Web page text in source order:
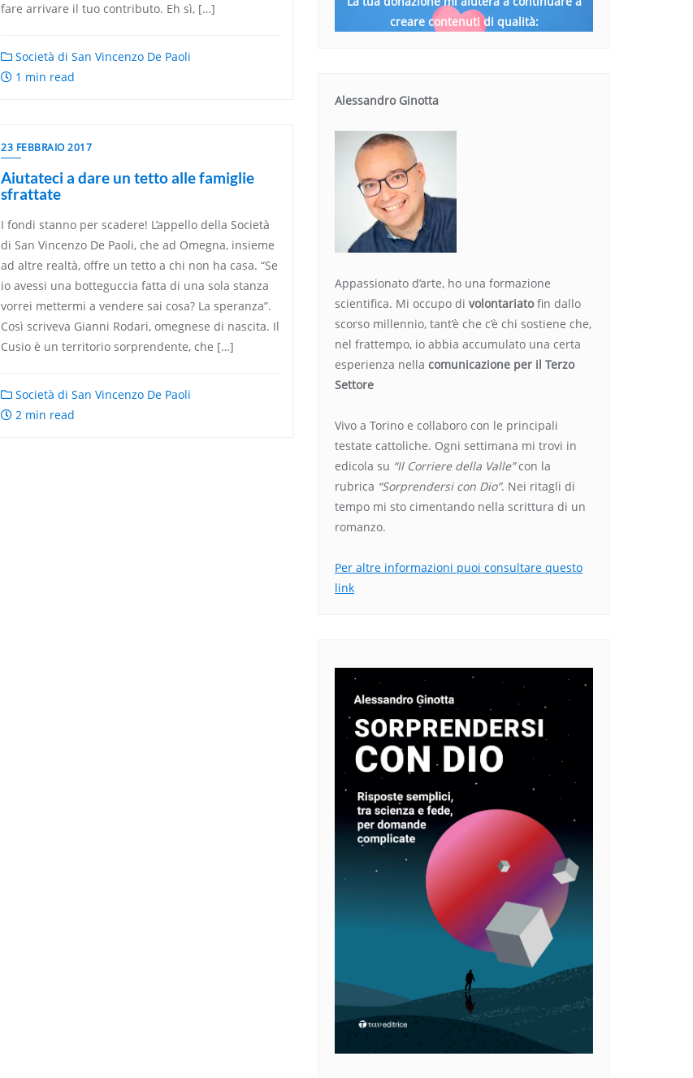
fare arrivare il tuo contributo. Eh sì, […]
Società di San Vincenzo De Paoli
1 min read
23 FEBBRAIO 2017
Aiutateci a dare un tetto alle famiglie
sfrattate
I fondi stanno per scadere! L’appello della Società
di San Vincenzo De Paoli, che ad Omegna, insieme
ad altre realtà, offre un tetto a chi non ha casa. “Se
io avessi una botteguccia fatta di una sola stanza
vorrei mettermi a vendere sai cosa? La speranza”.
Così scriveva Gianni Rodari, omegnese di nascita. Il
Cusio è un territorio sorprendente, che […]
Società di San Vincenzo De Paoli
2 min read
creare contenuti di qualità:
Alessandro Ginotta
Appassionato d’arte, ho una formazione
scientifica. Mi occupo di volontariatofin dallo
scorso millennio, tant’è che c’è chi sostiene che,
nel frattempo, io abbia accumulato una certa
esperienza nella comunicazione per il Terzo
Settore
Vivo a Torino e collaboro con le principali
testate cattoliche. Ogni settimana mi trovi in
edicola su “Il Corriere della Valle”con la
rubrica “Sorprendersi con Dio”. Nei ritagli di
tempo mi sto cimentando nella scrittura di un
romanzo.
Per altre informazioni puoi consultare questo
link